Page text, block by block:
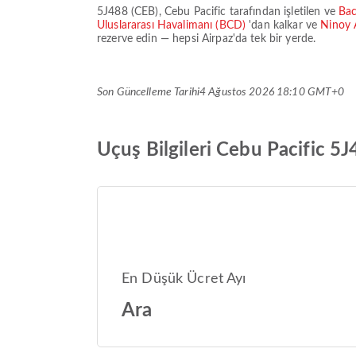
5J488(CEB), Cebu Pacific tarafından işletilen ve
Uluslararası Havalimanı (BCD) 'dan kalkar ve Ninoy
rezerve edin — hepsi Airpaz'da tek bir yerde.
Son Güncelleme Tarihi4 Ağustos 2026 18:10 GMT+0
Uçuş Bilgileri Cebu Pacific
En Düşük Ücret Ayı
Ara